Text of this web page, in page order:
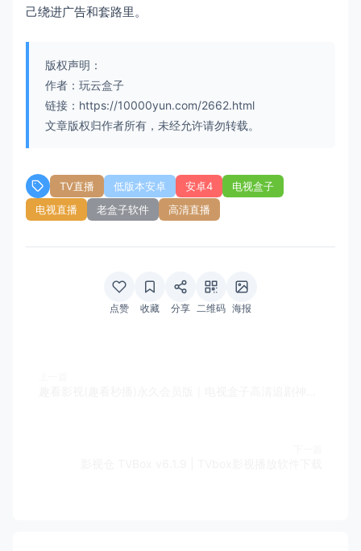
己绕进广告和套路里。
版权声明：
作者：玩云盒子
链接：https://10000yun.com/2662.html
文章版权归作者所有，未经允许请勿转载。
TV直播 低版本安卓 安卓4
电视盒子
电视直播
老盒子软件 高清直播
点赞 收藏 分享 二维码 海报